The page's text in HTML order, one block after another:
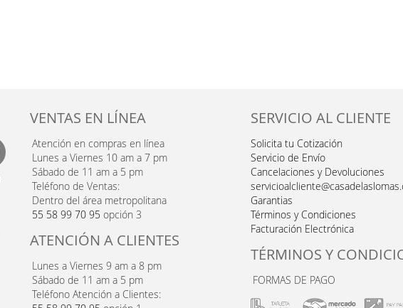
VENTAS EN LÍNEA
Atención en compras en línea
Lunes a Viernes 10 am a 7 pm
Sábado de 11 am a 5 pm
Teléfono de Ventas:
Dentro del área metropolitana
55 58 99 70 95 opción 3
ATENCIÓN A CLIENTES
Lunes a Viernes 9 am a 8 pm
Sábado de 11 am a 5 pm
Teléfono Atención a Clientes:
SERVICIO AL CLIENTE
Solicita tu Cotización
Servicio de Envío
Cancelaciones y Devoluciones
Garantias
Términos y Condiciones
Facturación Electrónica
TÉRMINOS Y
FORMAS DE PAGO